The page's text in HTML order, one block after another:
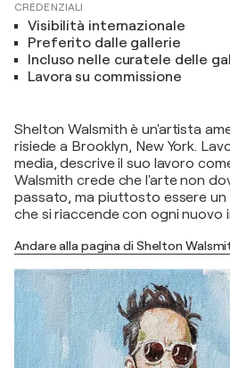
CREDENZIALI
Visibilità internazionale
Preferito dalle gallerie
Incluso nelle curatele delle
Lavora su commissione
Shelton Walsmith è un'artista
risiede a Brooklyn, New York.
media, descrive il suo lavoro
Walsmith crede che l'arte non
passato, ma piuttosto essere
che si riaccende con ogni nuovo
Andare alla pagina di Shelton